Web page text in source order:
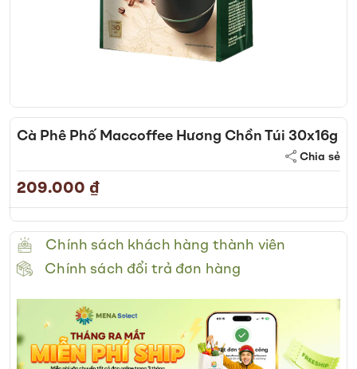
Skip
to
of
the
images
gallery
Cà Phê Phố Maccoffee Hương Chồn Túi 30x16g
Chia sẻ
209.000 ₫
Chính sách khách hàng thành viên
Chính sách đổi trả đơn hàng